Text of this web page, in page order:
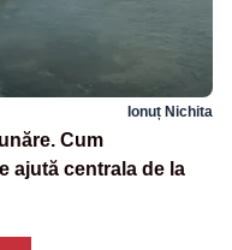
Ionuț Nichita
Cum
ajută centrala de la